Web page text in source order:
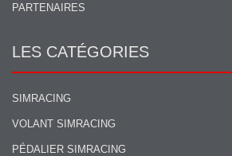
PARTENAIRES
LES CATÉGORIES
SIMRACING
VOLANT SIMRACING
PÉDALIER SIMRACING